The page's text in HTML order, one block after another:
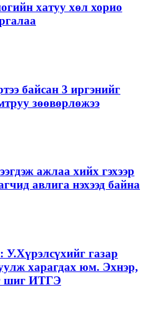
хатуу хөл хорио
байсан 3 иргэнийг
зөөвөрлөжээ
ажлаа хийх гэхээр
авлига нэхээд байна
газар
харагдах юм. Эхнэр,
шиг ИТГЭ